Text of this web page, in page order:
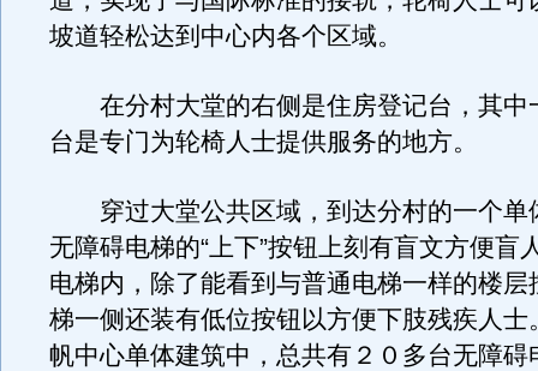
坡道轻松达到中心内各个区域。
在分村大堂的右侧是住房登记台，其中
台是专门为轮椅人士提供服务的地方。
穿过大堂公共区域，到达分村的一个单
无障碍电梯的“上下”按钮上刻有盲文方便盲
电梯内，除了能看到与普通电梯一样的楼层
梯一侧还装有低位按钮以方便下肢残疾人士
帆中心单体建筑中，总共有２０多台无障碍